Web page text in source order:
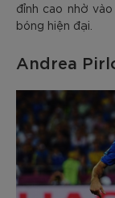
đỉnh cao nhờ
bóng hiện đại.
Andrea